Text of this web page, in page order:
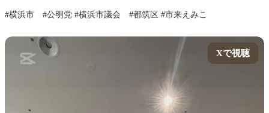
#横浜市 #公明党 #横浜市議会 #都筑区 #市来えみこ
Xで視聴
Xで視聴